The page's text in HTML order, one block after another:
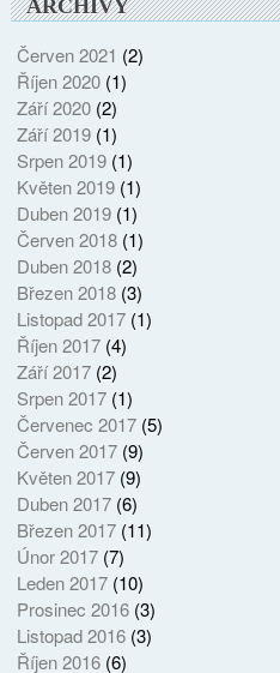
ARCHIVY
Červen 2021 (2)
Říjen 2020(1)
Září 2020(2)
Září 2019(1)
Srpen 2019(1)
Květen 2019(1)
Duben 2019(1)
Červen 2018(1)
Duben 2018(2)
Březen 2018(3)
Listopad 2017(1)
Říjen 2017(4)
Září 2017(2)
Srpen 2017(1)
Červenec 2017(5)
Červen 2017(9)
Květen 2017(9)
Duben 2017(6)
Březen 2017(11)
Únor 2017(7)
Leden 2017(10)
Prosinec 2016(3)
Listopad 2016(3)
Říjen 2016(6)